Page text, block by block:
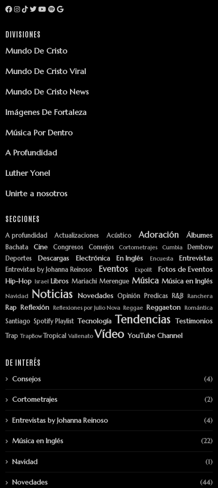
DIVISIONES
Mundo De Cristo
Mundo De Cristo Viral
Mundo De Cristo News
Imágenes De Fortaleza
Música Por Dentro
A Profundidad
Luther Yonel
Unirte a nosotros
SECCIONES
A profundidad Actualizaciones Acústico Adoración Álbumes
Bachata Cine Congresos Consejos Cortometrajes Cumbia
Dembow
Deportes
Descargas Electrónica En Inglés Encuesta Entrevistas
Entrevistas by Johanna Reinoso Eventos Expolit
Fotos de Eventos
Hip-Hop Israel Libros Mariachi Merengue Música Música en Inglés
Navidad Noticias Novedades Opinión Predicas R&B Ranchera
Rap Reflexión Reflexiones por Julio Nova Reggae Reggaeton Romántica
Santiago Spotify Playlist Tecnología Tendencias Testimonios
Trap TrapBow Tropical Vallenato Vídeo YouTube Channel
DE INTERÉS
Consejos (4)
Cortometrajes (2)
Entrevistas by Johanna Reinoso (4)
Música en Inglés (22)
Navidad (1)
Novedades (44)